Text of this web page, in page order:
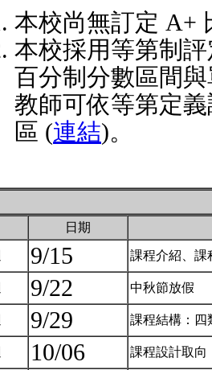
本校尚無訂定 A+
本校採用等第制
百分制分數區間
教師可依等第定
區 (連結)。
日期
9/15 課程介紹、課
9/22 中秋節放假
9/29 課程結構：
10/06 課程設計取向